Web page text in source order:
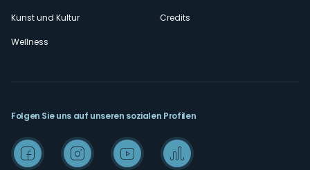
Kunst und Kultur
Wellness
Credits
Folgen Sie uns auf unseren sozialen Profilen